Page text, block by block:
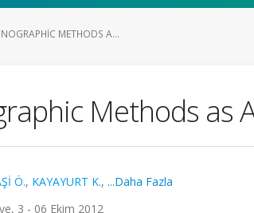
METHODS A...
Methods as
Ö., KAYAYURT K., ...Daha Fazla
3 - 06 Ekim 2012